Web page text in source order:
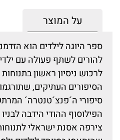
על המוצר
ספר היוגה לילדים הוא
להורים לשתף פעולה עם
לרכוש ניסיון ראשון
הסיפורים העתיקים,
סיפורי ה´פנצ´טנטרה´
הפילוסוף ההודי הידבה
צירפה אסנת ישראלי